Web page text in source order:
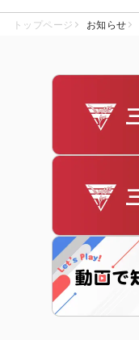
トップページ お知らせ